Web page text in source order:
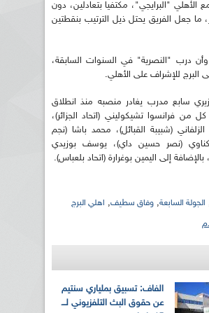
الأهلي "البرايجي"، مكتفيا بتعادلين، دون
جعل الفريق يحتل ذيل الترتيب بنقطتين
درب "النصرية" في السنوات السابقة،
البرج للإشراف على الأهلي.
سابع مدرب يغادر منصبه منذ انطلاق
من فرانسوا تشيكوليني (اتحاد الجزائر)،
(شبيبة القبائل)، محمد باشا (نجم
(نصر حسين داي)، يوسف بوزيدي
بالإضافة إلى اليمين بوغرارة (اتحاد بلعباس).
الجولة السابعة, وفاق سطيف, اهلي البرج
الفاف: تسبيق بملياري سنتيم
عن حقوق البث التلفزيوني لـــ